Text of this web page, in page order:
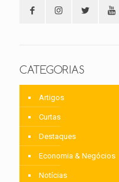
CATEGORIAS
Artigos
Curtas
Destaques
Economia & Negócios
Notícias